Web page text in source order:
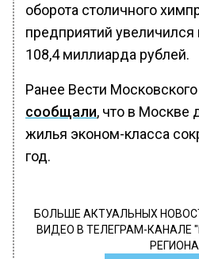
оборота столичного
предприятий увеличился
108,4 миллиарда рублей.
Ранее Вести Московского
сообщали, что в Москве
жилья эконом-класса
год.
БОЛЬШЕ АКТУАЛЬНЫХ
ВИДЕО В ТЕЛЕГРАМ-КАНАЛЕ